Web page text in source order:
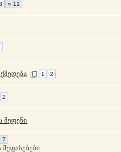
» 11
1 2
2
მეფენი
7